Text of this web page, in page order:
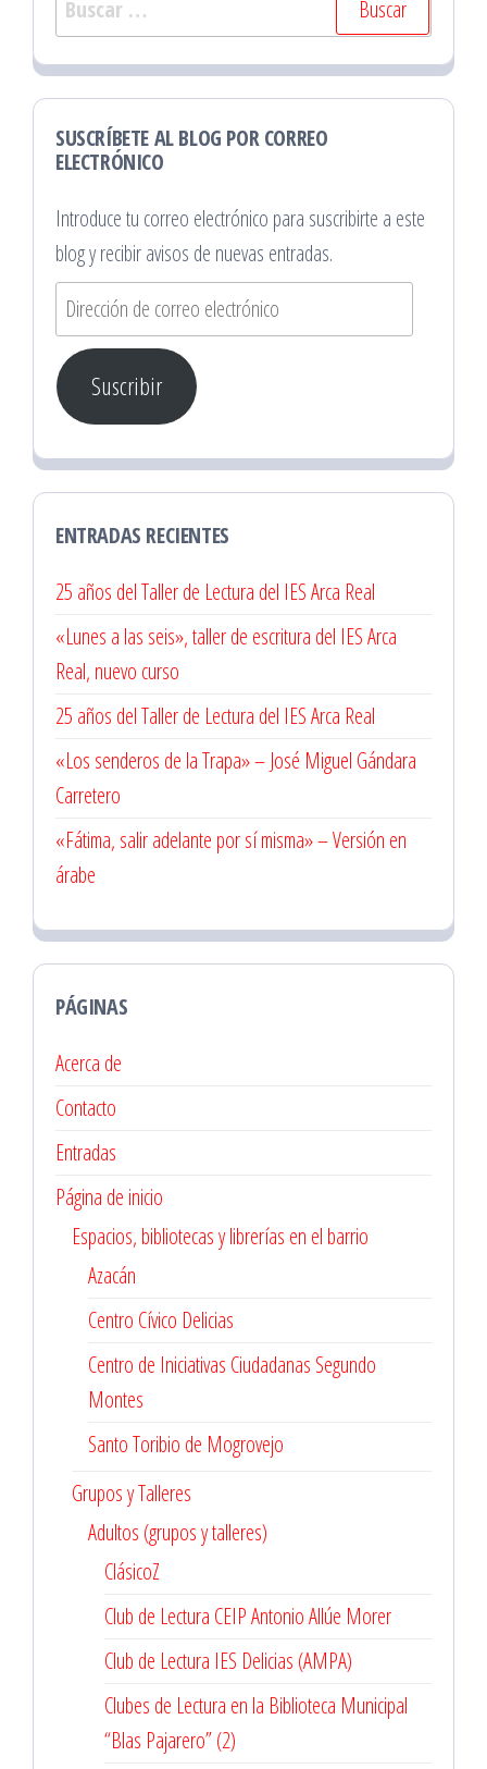
SUSCRÍBETE AL BLOG POR CORREO
ELECTRÓNICO
Introduce tu correo electrónico para suscribirte a este
blog y recibir avisos de nuevas entradas.
Dirección
de
correo
electrónico
Suscribir
ENTRADAS RECIENTES
25 años del Taller de Lectura del IES Arca Real
«Lunes a las seis», taller de escritura del IES Arca
Real, nuevo curso
25 años del Taller de Lectura del IES Arca Real
«Los senderos de la Trapa» – José Miguel Gándara
Carretero
«Fátima, salir adelante por sí misma» – Versión en
árabe
PÁGINAS
Acerca de
Contacto
Entradas
Página de inicio
Espacios, bibliotecas y librerías en el barrio
Azacán
Centro Cívico Delicias
Centro de Iniciativas Ciudadanas Segundo
Montes
Santo Toribio de Mogrovejo
Grupos y Talleres
Adultos (grupos y talleres)
ClásicoZ
Club de Lectura CEIP Antonio Allúe Morer
Club de Lectura IES Delicias (AMPA)
Clubes de Lectura en la Biblioteca Municipal
“Blas Pajarero” (2)